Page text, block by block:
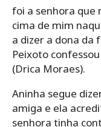
foi a senhora
cima de mim
a dizer a dona da
Peixoto
(Drica Moraes).
Aninha segue
amiga e ela
senhora tinha